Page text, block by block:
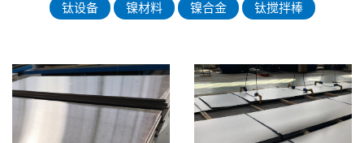
钛设备 镍材料 镍合金 钛搅拌棒